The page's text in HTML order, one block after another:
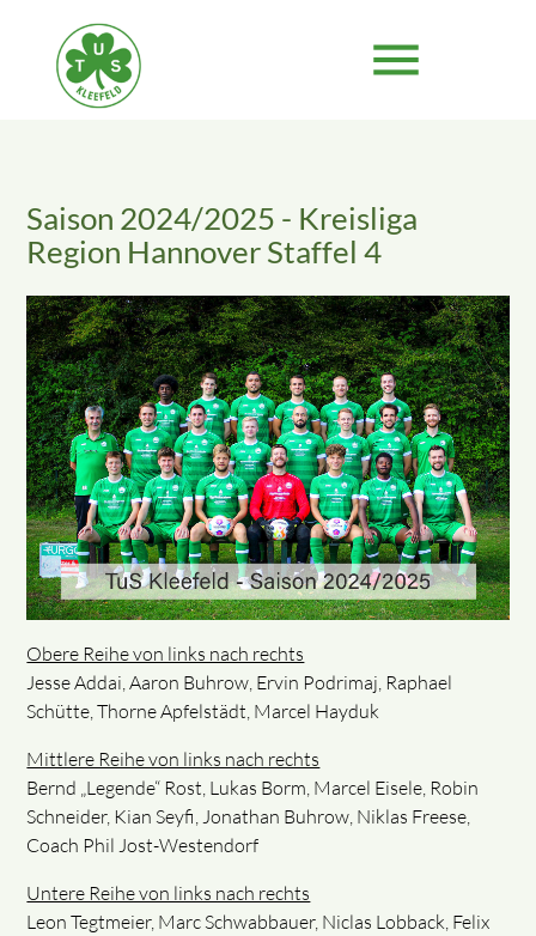
menu
Saison 2024/2025 - Kreisliga
Region Hannover Staffel 4
Obere Reihe von links nach rechts
Jesse Addai, Aaron Buhrow, Ervin Podrimaj, Raphael
Schütte, Thorne Apfelstädt, Marcel Hayduk
Mittlere Reihe von links nach rechts
Bernd „Legende“ Rost, Lukas Borm, Marcel Eisele, Robin
Schneider, Kian Seyfi, Jonathan Buhrow, Niklas Freese,
Coach Phil Jost-Westendorf
Untere Reihe von links nach rechts
Leon Tegtmeier, Marc Schwabbauer, Niclas Lobback, Felix